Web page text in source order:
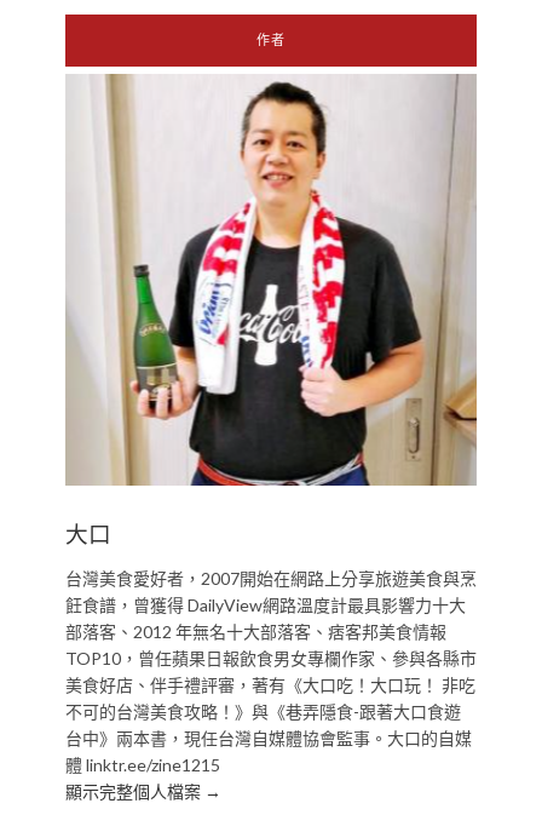
作者
大口
台灣美食愛好者，2007開始在網路上分享旅遊美食與烹
飪食譜，曾獲得 DailyView網路溫度計最具影響力十大
部落客、2012 年無名十大部落客、痞客邦美食情報
TOP10，曾任蘋果日報飲食男女專欄作家、參與各縣市
美食好店、伴手禮評審，著有《大口吃！大口玩！ 非吃
不可的台灣美食攻略！》與《巷弄隱食-跟著大口食遊
台中》兩本書，現任台灣自媒體協會監事。大口的自媒
體 linktr.ee/zine1215
顯示完整個人檔案 →